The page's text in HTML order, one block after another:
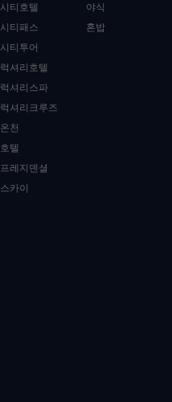
시티호텔
시티패스
시티투어
럭셔리호텔
럭셔리스파
럭셔리크루즈
온천
호텔
프레지덴셜
스카이
야식
혼밥